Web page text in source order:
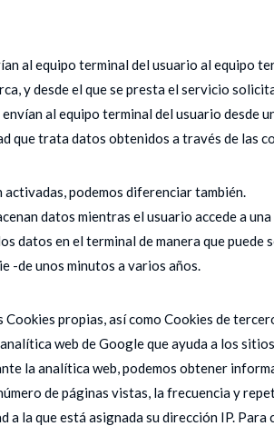
al equipo terminal del usuario al equipo
y desde el que se presta el servicio
al equipo terminal del usuario desde
que trata datos obtenidos a través de las
activadas, podemos diferenciar también.
datos mientras el usuario accede a
datos en el terminal de manera que
-de unos minutos a varios años.
propias, así como Cookies de
web de Google que ayuda a los
la analítica web, podemos obtener
de páginas vistas, la frecuencia y
a la que está asignada su dirección IP.